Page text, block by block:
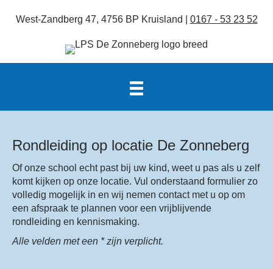
West-Zandberg 47, 4756 BP Kruisland | 0167 - 53 23 52
Rondleiding op locatie De Zonneberg
Of onze school echt past bij uw kind, weet u pas als u zelf
komt kijken op onze locatie. Vul onderstaand formulier zo
volledig mogelijk in en wij nemen contact met u op om
een afspraak te plannen voor een vrijblijvende
rondleiding en kennismaking.
Alle velden met een * zijn verplicht.